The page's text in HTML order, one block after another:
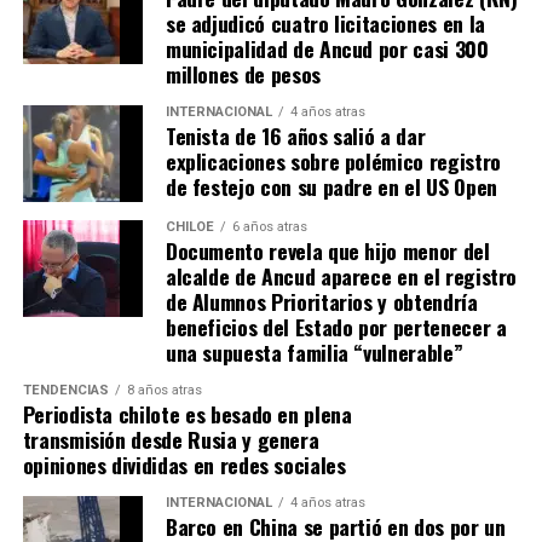
en pos de que cada kilómetro recorrido, signifique más
que una llegada a Santiago, un arribo a la cura de su hijo
Actualmente, Gómez se encuentra en Santiago
realizando trámites y participando como invitada en
distintos medios de comunicación. Aunque aún no tiene
una fecha exacta para su viaje a Estados Unidos, donde
se administra el medicamento, indicó que esperan
realizarlo «a mediados de junio».
Cabe destacar que, pese a que se logró reunir el dinero y,
por ende, la meta se cumplió, continúan circulando por
redes sociales, eventos a beneficios de Tomás Ross.
¿Como ayudar?
Instagram, Dante_contra_duchenne
Fernando Jara (padre)
se adjudicó cuatro licitaciones en la
municipalidad de Ancud por casi 300
millones de pesos
INTERNACIONAL 4 años atras
Tenista de 16 años salió a dar
explicaciones sobre polémico registro
de festejo con su padre en el US Open
CHILOE 6 años atras
Documento revela que hijo menor del
alcalde de Ancud aparece en el registro
de Alumnos Prioritarios y obtendría
beneficios del Estado por pertenecer a
una supuesta familia “vulnerable”
TENDENCIAS 8 años atras
Periodista chilote es besado en plena
transmisión desde Rusia y genera
opiniones divididas en redes sociales
INTERNACIONAL 4 años atras
Barco en China se partió en dos por un